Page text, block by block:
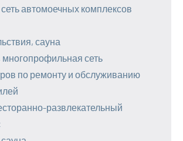
сеть автомоечных комплексов
сауна
многопрофильная сеть
по ремонту и обслуживанию
развлекательный